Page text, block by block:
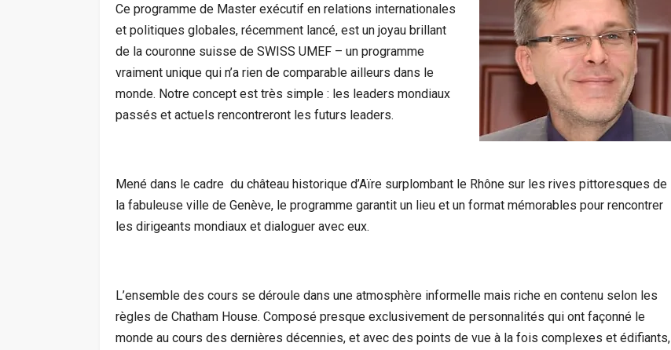
Ce programme de Master exécutif en relations internationales
et politiques globales, récemment lancé, est un joyau brillant
de la couronne suisse de SWISS UMEF – un programme
vraiment unique qui n’a rien de comparable ailleurs dans le
monde. Notre concept est très simple : les leaders mondiaux
passés et actuels rencontreront les futurs leaders.
Mené dans le cadre du château historique d’Aïre surplombant le Rhône sur les rives pittoresques de
la fabuleuse ville de Genève, le programme garantit un lieu et un format mémorables pour rencontrer
les dirigeants mondiaux et dialoguer avec eux.
L’ensemble des cours se déroule dans une atmosphère informelle mais riche en contenu selon les
règles de Chatham House. Composé presque exclusivement de personnalités qui ont façonné le
monde au cours des dernières décennies, et avec des points de vue à la fois complexes et édifiants,